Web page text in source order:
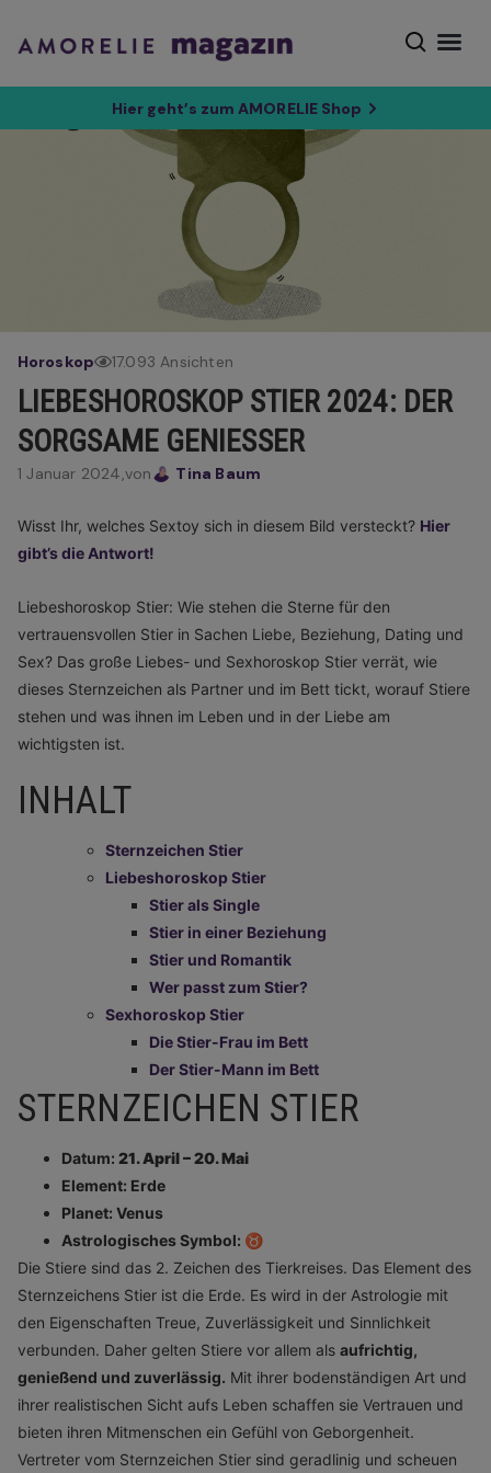
Hier geht’s zum AMORELIE Shop
Horoskop 17.093 Ansichten
LIEBESHOROSKOP STIER 2024: DER
SORGSAME GENIESSER
1 Januar 2024,von Tina Baum
Wisst Ihr, welches Sextoy sich in diesem Bild versteckt? Hier
gibt’s die Antwort!
Liebeshoroskop Stier: Wie stehen die Sterne für den
vertrauensvollen Stier in Sachen Liebe, Beziehung, Dating und
Sex? Das große Liebes- und Sexhoroskop Stier verrät, wie
dieses Sternzeichen als Partner und im Bett tickt, worauf Stiere
stehen und was ihnen im Leben und in der Liebe am
wichtigsten ist.
INHALT
Sternzeichen Stier
Liebeshoroskop Stier
Stier als Single
Stier in einer Beziehung
Stier und Romantik
Wer passt zum Stier?
Sexhoroskop Stier
Die Stier-Frau im Bett
Der Stier-Mann im Bett
STERNZEICHEN STIER
Datum: 21. April – 20. Mai
Element: Erde
Planet: Venus
Astrologisches Symbol: ♉️
Die Stiere sind das 2. Zeichen des Tierkreises. Das Element des
Sternzeichens Stier ist die Erde. Es wird in der Astrologie mit
den Eigenschaften Treue, Zuverlässigkeit und Sinnlichkeit
verbunden. Daher gelten Stiere vor allem als aufrichtig,
genießend und zuverlässig. Mit ihrer bodenständigen Art und
ihrer realistischen Sicht aufs Leben schaffen sie Vertrauen und
bieten ihren Mitmenschen ein Gefühl von Geborgenheit.
Vertreter vom Sternzeichen Stier sind geradlinig und scheuen